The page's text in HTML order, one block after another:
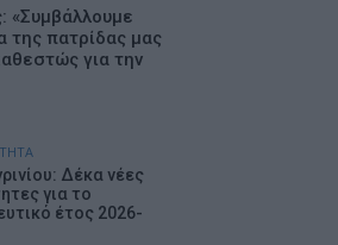
«Συμβάλλουμε
της πατρίδας μας
για την
Δέκα νέες
για το
έτος 2026-